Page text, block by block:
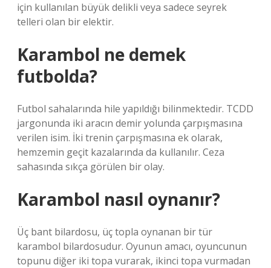
için kullanılan büyük delikli veya sadece seyrek
telleri olan bir elektir.
Karambol ne demek
futbolda?
Futbol sahalarında hile yapıldığı bilinmektedir. TCDD
jargonunda iki aracın demir yolunda çarpışmasına
verilen isim. İki trenin çarpışmasına ek olarak,
hemzemin geçit kazalarında da kullanılır. Ceza
sahasında sıkça görülen bir olay.
Karambol nasıl oynanır?
Üç bant bilardosu, üç topla oynanan bir tür
karambol bilardosudur. Oyunun amacı, oyuncunun
topunu diğer iki topa vurarak, ikinci topa vurmadan